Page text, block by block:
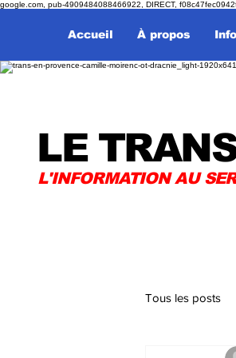
google.com, pub-4909484088466922, DIRECT,
Accueil À propos
LE
L'INFORMATION AU
Tous les posts